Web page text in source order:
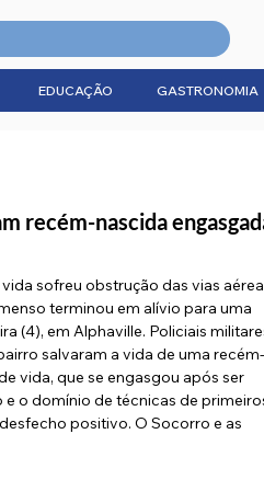
EDUCAÇÃO GASTRONOMIA
recém-nascida
sofreu obstrução das vias
terminou em alívio para uma
(4), em Alphaville. Policiais
salvaram a vida de uma recém-
vida, que se engasgou após ser
o domínio de técnicas de
positivo. O Socorro e as